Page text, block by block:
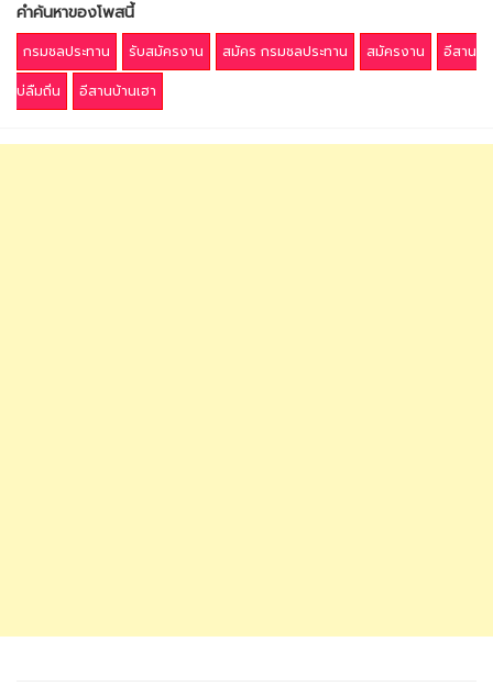
คำค้นหาของโพสนี้
กรมชลประทาน รับสมัครงาน สมัคร กรมชลประทาน สมัครงาน
อีสาน
บ่ลืมถิ่น
อีสานบ้านเฮา